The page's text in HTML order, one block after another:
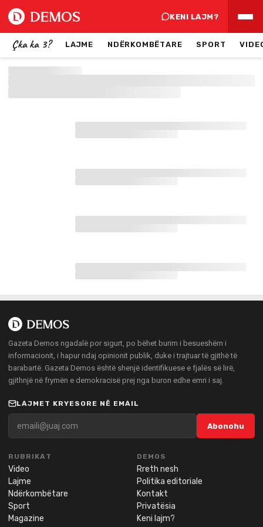
KENI LAJM?
Çka ka 3? LAJME NDËRKOMBËTARE SPORT
Gazeta Demos ngadalë por sigurt, po bëhet burim i besueshëm i
informacionit, i hapur ndaj opinionit publik, duke i trajtuar të gjithë të
barabartë. Gazeta Demos është shenjë identifikuese e fjalës së lirë,
gjithnjë në frymën e demokracisë prej nga buron edhe emri i saj.
LAJMET KRYESORE NË EMAIL
Abonohu
RUBRIKAT
Video
Lajme
Ndërkombëtare
Sport
Magazine
DEMOS
Rreth nesh
Politika editoriale
Kontakt
Privatësia
Keni lajm?